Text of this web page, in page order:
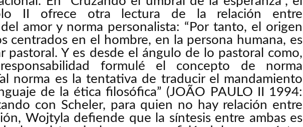
II ofrece otra lectura de la relación entre
amor y norma personalista: “Por tanto, el origen
centrados en el hombre, en la persona humana, es
pastoral. Y es desde el ángulo de lo pastoral como,
formulé el concepto de norma
norma es la tentativa de traducir el mandamiento
de la ética filosófica” (JOÃO PAULO II 1994:
con Scheler, para quien no hay relación entre
Wojtyla defiende que la síntesis entre ambas es